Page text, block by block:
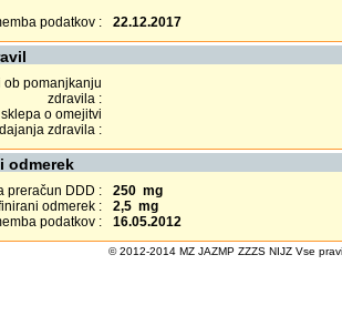
podatkov :
22.12.2017
ob pomanjkanju
zdravila :
o omejitvi
zdravila :
preračun DDD :
250 mg
odmerek :
2,5 mg
podatkov :
16.05.2012
© 2012-2014 MZ JAZMP ZZZS NIJZ Vse